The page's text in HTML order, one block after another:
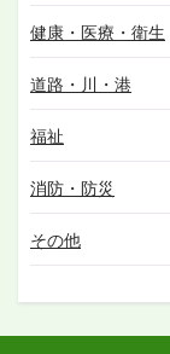
健康・医療・衛生
道路・川・港
福祉
消防・防災
その他